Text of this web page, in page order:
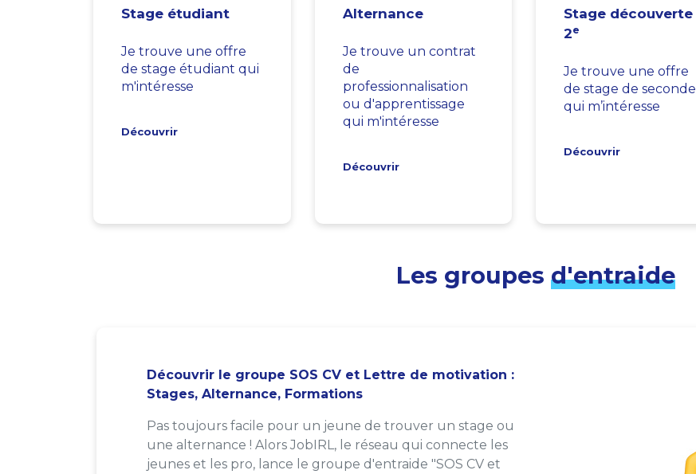
Stage étudiant
Je trouve une offre
de stage étudiant qui
m'intéresse
Découvrir
Alternance
Je trouve un contrat
de
professionnalisation
ou d'apprentissage
qui m'intéresse
Découvrir
Stage découverte
2e
Je trouve une offre
de stage de seconde
qui m’intéresse
Découvrir
Les groupes d'entraide
Découvrir le groupe SOS CV et Lettre de motivation :
Stages, Alternance, Formations
Pas toujours facile pour un jeune de trouver un stage ou
une alternance ! Alors JobIRL, le réseau qui connecte les
jeunes et les pro, lance le groupe d'entraide "SOS CV et